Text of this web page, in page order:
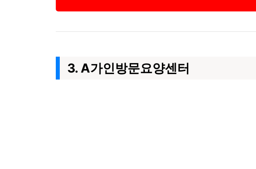
3. A가인방문요양센터